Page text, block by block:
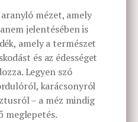
mézet, amely
jelentésében is
amely a természet
és az édességet
Legyen szó
karácsonyról
– a méz mindig
meglepetés.